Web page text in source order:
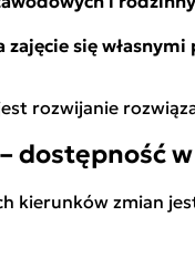
zajęcie się
rozwijanie
dostępność
kierunków zmian